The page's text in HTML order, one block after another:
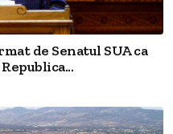
de Senatul SUA ca